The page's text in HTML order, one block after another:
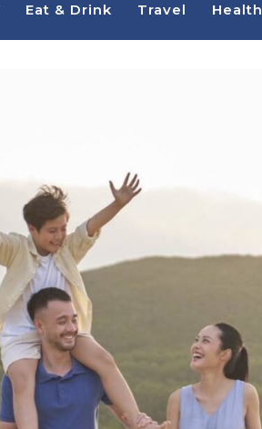
Eat & Drink Travel Health